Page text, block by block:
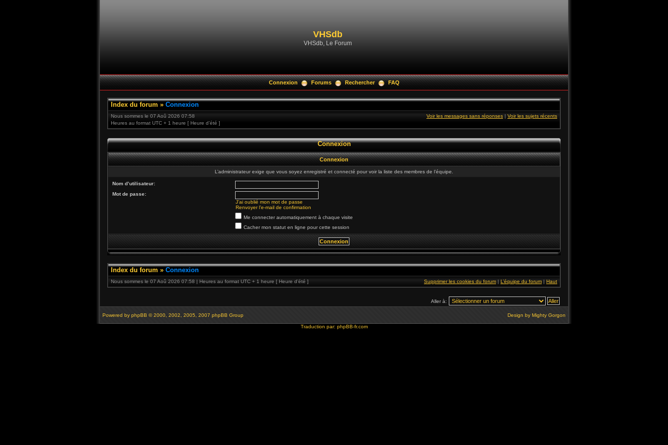
VHSdb
VHSdb, Le Forum
Connexion Forums Rechercher FAQ
Index du forum » Connexion
Nous sommes le 07 Aoû 2026 07:58
Heures au format UTC + 1 heure [ Heure d’été ]
Voir les messages sans réponses | Voir les sujets récents
Connexion
Connexion
L’administrateur exige que vous soyez enregistré et connecté pour voir la liste des membres de l’équipe.
Nom d’utilisateur:
Mot de passe:
J’ai oublié mon mot de passe
Renvoyer l’e-mail de confirmation
Me connecter automatiquement à chaque visite
Cacher mon statut en ligne pour cette session
Index du forum » Connexion
Nous sommes le 07 Aoû 2026 07:58 | Heures au format UTC + 1 heure [ Heure d’été ] Supprimer les cookies du forum | L’équipe du forum | Haut
Aller à:
Powered by phpBB © 2000, 2002, 2005, 2007 phpBB Group Design by Mighty Gorgon
Traduction par: phpBB-fr.com